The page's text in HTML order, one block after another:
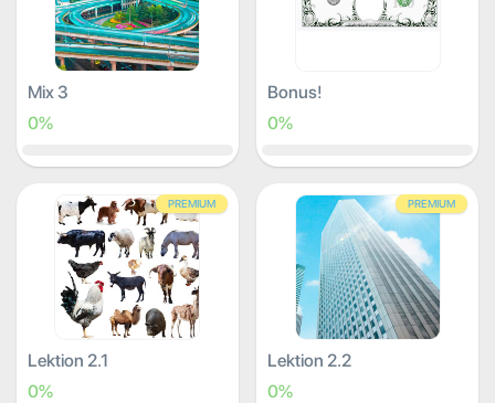
Mix 3
0%
Bonus!
0%
PREMIUM
Lektion 2.1
0%
PREMIUM
Lektion 2.2
0%